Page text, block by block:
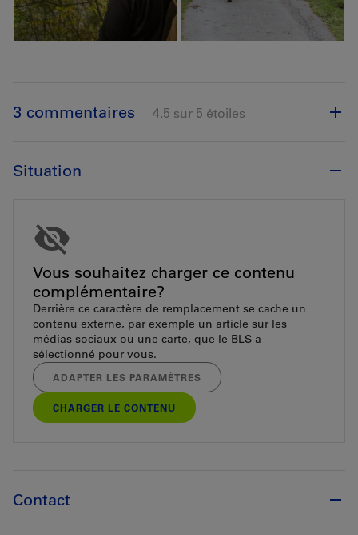
3 commentaires 4.5 sur 5 étoiles
Situation
Vous souhaitez charger ce contenu
complémentaire?
Derrière ce caractère de remplacement se cache un
contenu externe, par exemple un article sur les
médias sociaux ou une carte, que le BLS a
sélectionné pour vous.
ADAPTER LES PARAMÈTRES
CHARGER LE CONTENU
Contact